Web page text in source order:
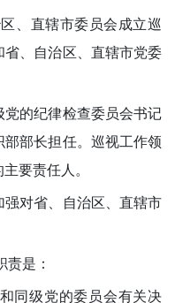
直辖市委员会成立巡
、自治区、直辖市党委
的纪律检查委员会书记
部长担任。巡视工作领
要责任人。
对省、自治区、直辖市
是：
级党的委员会有关决